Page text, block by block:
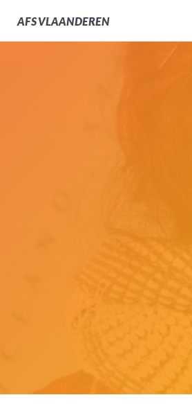
AFSVLAANDEREN